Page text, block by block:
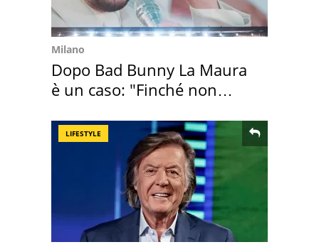
Milano
Dopo Bad Bunny La Maura
è un caso: "Finché non
LIFESTYLE